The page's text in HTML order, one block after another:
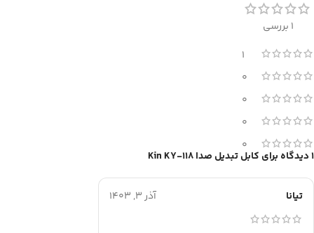
1 بررسی
1
0
0
0
0
1 دیدگاه برای کابل تبدیل صدا Kin KY-118
تیانا آذر 3, 1403